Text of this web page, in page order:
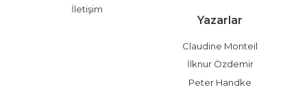
İletişim
Yazarlar
Claudine Monteil
İlknur Özdemir
Peter Handke